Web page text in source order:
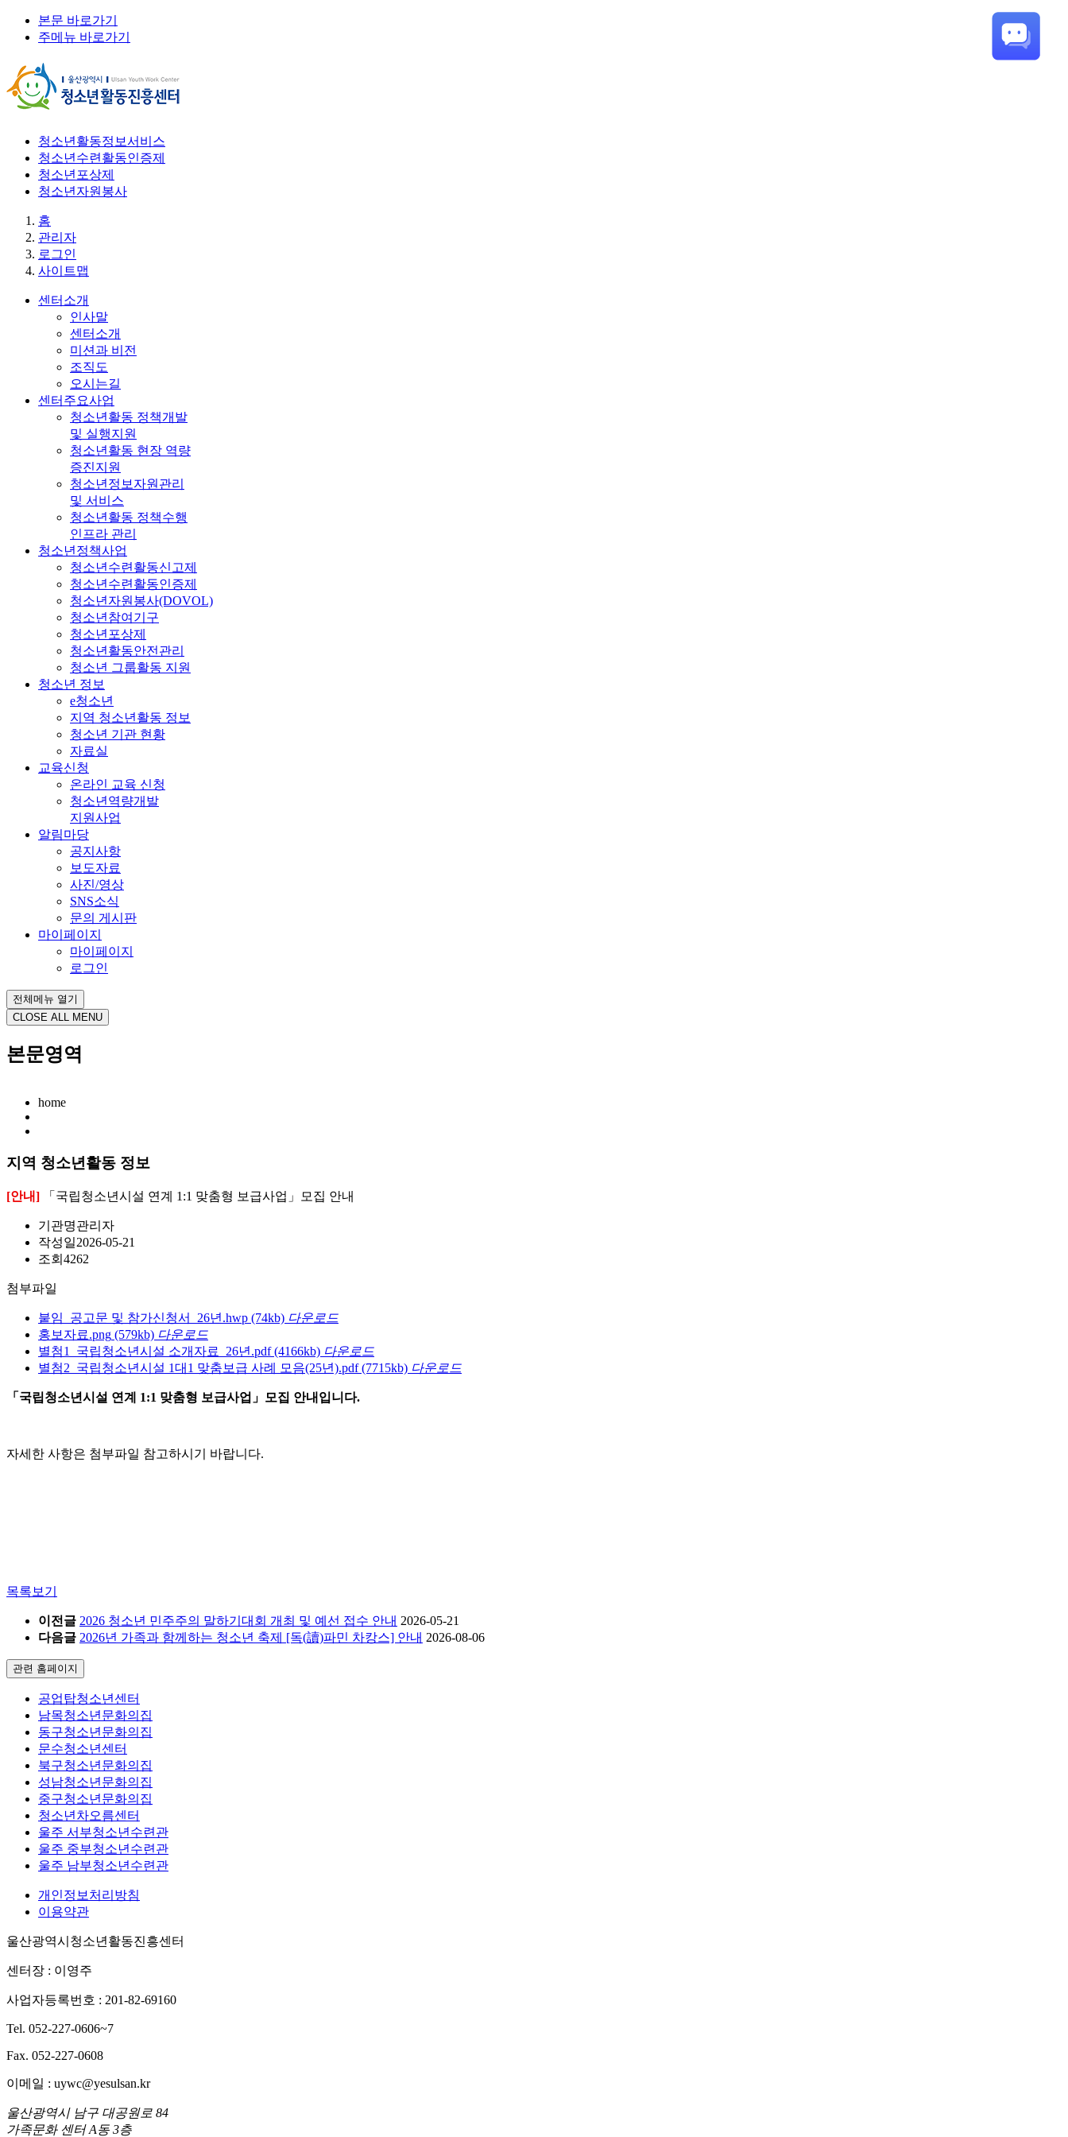
본문 바로가기
주메뉴 바로가기
청소년활동정보서비스
청소년수련활동인증제
청소년포상제
청소년자원봉사
홈
관리자
로그인
사이트맵
센터소개
인사말
센터소개
미션과 비전
조직도
오시는길
센터주요사업
청소년활동 정책개발
및 실행지원
청소년활동 현장 역량
증진지원
청소년정보자원관리
및 서비스
청소년활동 정책수행
인프라 관리
청소년정책사업
청소년수련활동신고제
청소년수련활동인증제
청소년자원봉사(DOVOL)
청소년참여기구
청소년포상제
청소년활동안전관리
청소년 그룹활동 지원
청소년 정보
e청소년
지역 청소년활동 정보
청소년 기관 현황
자료실
교육신청
온라인 교육 신청
청소년역량개발
지원사업
알림마당
공지사항
보도자료
사진/영상
SNS소식
문의 게시판
마이페이지
마이페이지
로그인
전체메뉴 열기
CLOSE ALL MENU
본문영역
home
지역 청소년활동 정보
[안내] 「국립청소년시설 연계 1:1 맞춤형 보급사업」모집 안내
기관명관리자
작성일2026-05-21
조회 4262
첨부파일
붙임_공고문 및 참가신청서_26년.hwp (74kb) 다운로드
홍보자료.png (579kb) 다운로드
별첨1_국립청소년시설 소개자료_26년.pdf (4166kb) 다운로드
별첨2_국립청소년시설 1대1 맞춤보급 사례 모음(25년).pdf (7715kb) 다운로드
「국립청소년시설 연계 1:1 맞춤형 보급사업」모집 안내입니다.
자세한 사항은 첨부파일 참고하시기 바랍니다.
목록보기
이전글 2026 청소년 민주주의 말하기대회 개최 및 예선 접수 안내 2026-05-21
다음글 2026년 가족과 함께하는 청소년 축제 [독(讀)파민 차캉스] 안내 2026-08-06
관련 홈페이지
공업탑청소년센터
남목청소년문화의집
동구청소년문화의집
문수청소년센터
북구청소년문화의집
성남청소년문화의집
중구청소년문화의집
청소년차오름센터
울주 서부청소년수련관
울주 중부청소년수련관
울주 남부청소년수련관
개인정보처리방침
이용약관
울산광역시청소년활동진흥센터
센터장 : 이영주
사업자등록번호 : 201-82-69160
Tel. 052-227-0606~7
Fax. 052-227-0608
이메일 : uywc@yesulsan.kr
울산광역시 남구 대공원로 84
가족문화 센터 A동 3층